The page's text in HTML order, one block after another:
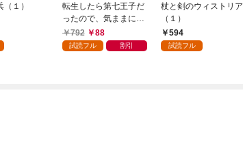
１）
転生したら第七王子だ
ったので、気ままに魔
術を極めます（１）
792 88
試読フル 割引
杖と剣のウィストリア
（１）
594
試読フル